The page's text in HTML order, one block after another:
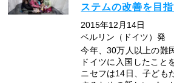
ステムの改善を目
2015年12月14日
ベルリン（ドイツ）発
今年、30万人以上の難
ドイツに入国したこと
ニセフは14日、子ども